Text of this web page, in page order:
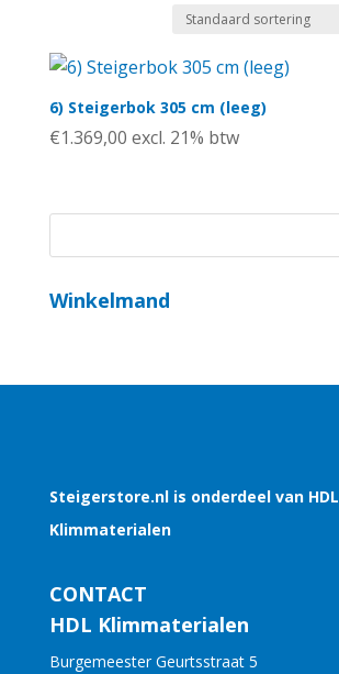
6) Steigerbok 305 cm (leeg)
€1.369,00 excl. 21% btw
Winkelmand
Steigerstore.nl is onderdeel van HDL
Klimmaterialen
CONTACT
HDL Klimmaterialen
Burgemeester Geurtsstraat 5